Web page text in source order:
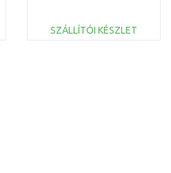
SZÁLLÍTÓI KÉSZLET